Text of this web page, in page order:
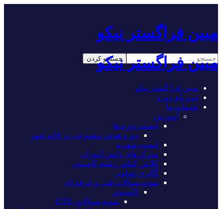
مبین فراگستر نیکو
مبین فراگستر نیکو
مبین فرا گستر نیکو
ثبت نام دوره
خدمات ما
آموزش
لیست دوره ها
دوره هوش مصنوعی در قائم شهر
لیست شهریه
مدرک های دانش آموزان
کلاس کنکور رشته کامپیوتر
گالری تصاویر
نمونه سوالات فنی و حرفه ای
کامپیوتر
نمونه سوالات ICDL